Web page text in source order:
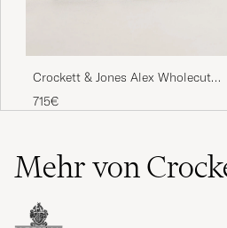
Crockett & Jones Alex Wholecut
Oxford Black Calf
715€
Mehr von